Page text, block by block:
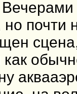
но почти